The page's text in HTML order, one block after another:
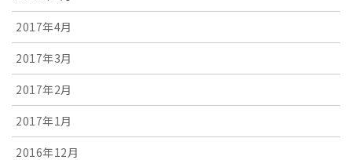
2017年4月
2017年3月
2017年2月
2017年1月
2016年12月